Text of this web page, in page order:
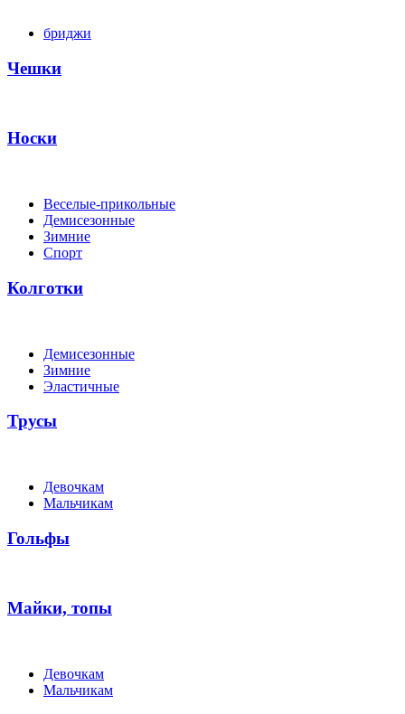
бриджи
Чешки
Носки
Веселые-прикольные
Демисезонные
Зимние
Спорт
Колготки
Демисезонные
Зимние
Эластичные
Трусы
Девочкам
Мальчикам
Гольфы
Майки, топы
Девочкам
Мальчикам